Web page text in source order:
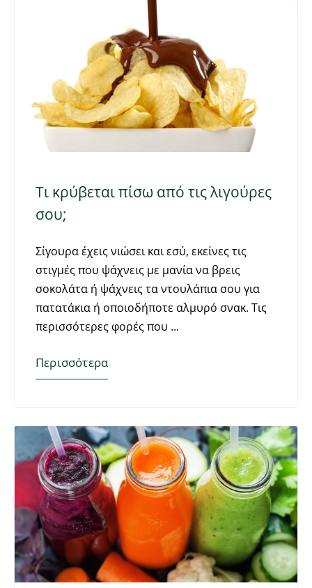
Τι κρύβεται πίσω από τις λιγούρες
σου;
Σίγουρα έχεις νιώσει και εσύ, εκείνες τις
στιγμές που ψάχνεις με μανία να βρεις
σοκολάτα ή ψάχνεις τα ντουλάπια σου για
πατατάκια ή οποιοδήποτε αλμυρό σνακ. Τις
περισσότερες φορές που
Περισσότερα